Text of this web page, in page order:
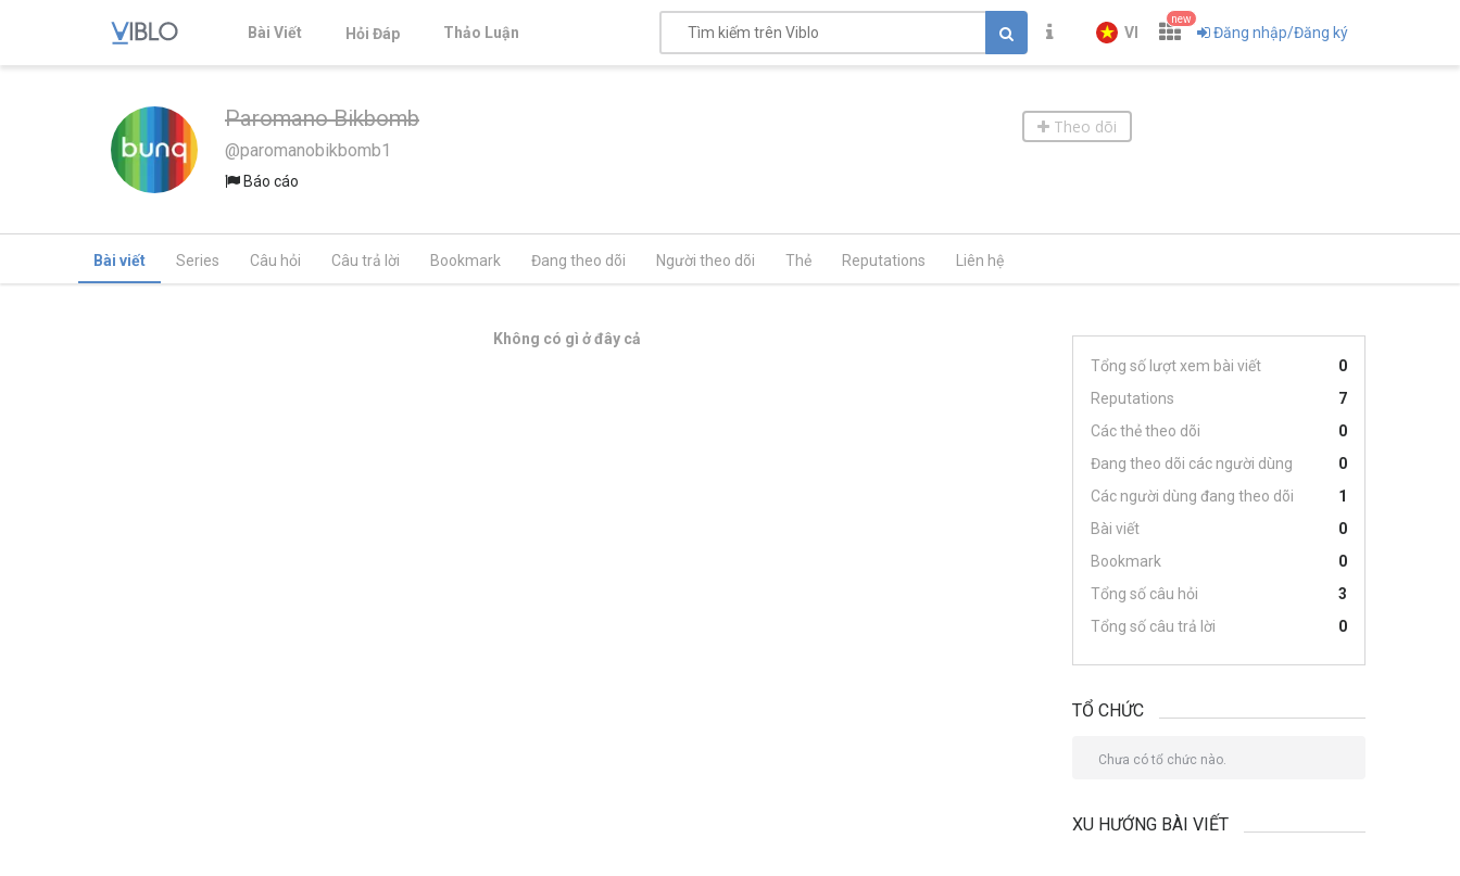
Bài Viết Hỏi Đáp Thảo Luận VI
new
Đăng nhập/Đăng ký
Paromano Bikbomb
@paromanobikbomb1
Báo cáo
Theo dõi
Bài viết Series Câu hỏi Câu trả lời Bookmark Đang theo dõi Người theo dõi Thẻ Reputations Liên hệ
Không có gì ở đây cả
Tổng số lượt xem bài viết
0
Reputations
7
Các thẻ theo dõi
0
Đang theo dõi các người dùng
0
Các người dùng đang theo dõi
1
Bài viết
0
Bookmark
0
Tổng số câu hỏi
3
Tổng số câu trả lời
0
TỔ CHỨC
Chưa có tổ chức nào.
XU HƯỚNG BÀI VIẾT